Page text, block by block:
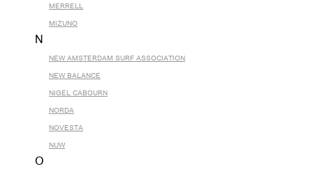
MERRELL
MIZUNO
N
NEW AMSTERDAM SURF ASSOCIATION
NEW BALANCE
NIGEL CABOURN
NORDA
NOVESTA
NUW
O